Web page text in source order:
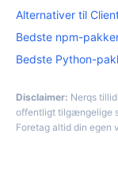
Alternativer til
Bedste npm-
Bedste Python-
Disclaimer: Nerqs
offentligt tilgængelige
Foretag altid din egen